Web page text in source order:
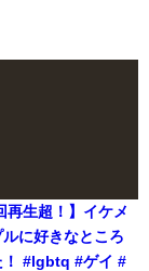
再生超！】イケメ
に好きなところ
！ #lgbtq #ゲイ #